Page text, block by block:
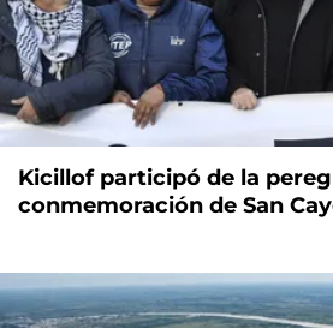
Kicillof participó de la
conmemoración de San